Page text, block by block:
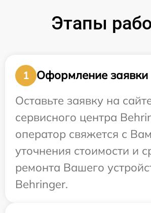
Этапы
1
Оформление заявки
Оставьте заявку на
сервисного центра
оператор свяжется с
уточнения стоимости и
ремонта Вашего
Behringer.